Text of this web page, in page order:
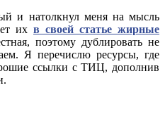
и натолкнул меня на мысль
их в своей статье жирные
поэтому дублировать не
Я перечислю ресурсы, где
ссылки с ТИЦ, дополнив